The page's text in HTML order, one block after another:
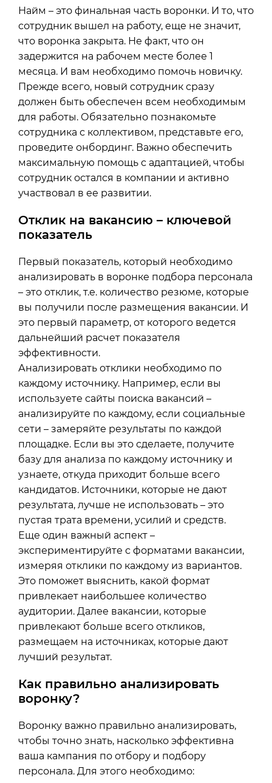
Найм – это финальная часть воронки. И то, что
сотрудник вышел на работу, еще не значит,
что воронка закрыта. Не факт, что он
задержится на рабочем месте более 1
месяца. И вам необходимо помочь новичку.
Прежде всего, новый сотрудник сразу
должен быть обеспечен всем необходимым
для работы. Обязательно познакомьте
сотрудника с коллективом, представьте его,
проведите онбординг. Важно обеспечить
максимальную помощь с адаптацией, чтобы
сотрудник остался в компании и активно
участвовал в ее развитии.
Отклик на вакансию – ключевой
показатель
Первый показатель, который необходимо
анализировать в воронке подбора персонала
– это отклик, т.е. количество резюме, которые
вы получили после размещения вакансии. И
это первый параметр, от которого ведется
дальнейший расчет показателя
эффективности.
Анализировать отклики необходимо по
каждому источнику. Например, если вы
используете сайты поиска вакансий –
анализируйте по каждому, если социальные
сети – замеряйте результаты по каждой
площадке. Если вы это сделаете, получите
базу для анализа по каждому источнику и
узнаете, откуда приходит больше всего
кандидатов. Источники, которые не дают
результата, лучше не использовать – это
пустая трата времени, усилий и средств.
Еще один важный аспект –
экспериментируйте с форматами вакансии,
измеряя отклики по каждому из вариантов.
Это поможет выяснить, какой формат
привлекает наибольшее количество
аудитории. Далее вакансии, которые
привлекают больше всего откликов,
размещаем на источниках, которые дают
лучший результат.
Как правильно анализировать
воронку?
Воронку важно правильно анализировать,
чтобы точно знать, насколько эффективна
ваша кампания по отбору и подбору
персонала. Для этого необходимо: